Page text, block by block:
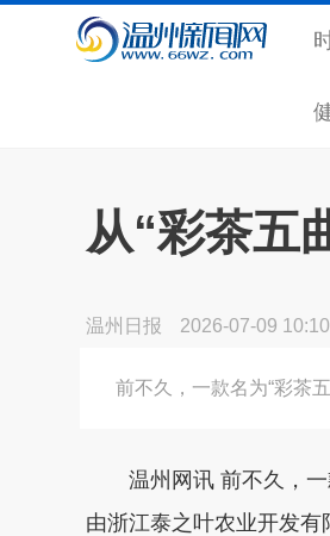
从“彩茶五
温州日报 2026-07-09
前不久，一款名为“彩茶
温州网讯 前不久，一
由浙江泰之叶农业开发